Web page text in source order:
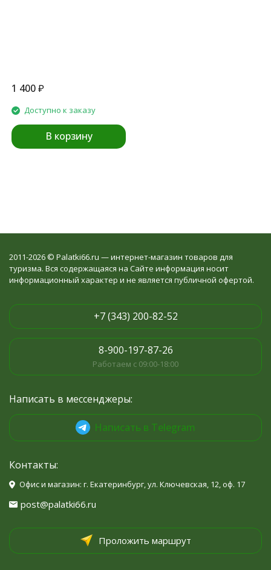
1 400₽
Доступно к заказу
В корзину
2011-2026 © Palatki66.ru — интернет-магазин товаров для
туризма. Вся содержащаяся на Сайте информация носит
информационный характер и не является публичной офертой.
+7 (343) 200-82-52
8-900-197-87-26
Работаем с 09:00-18:00
Написать в мессенджеры:
Написать в Telegram
Контакты:
Офис и магазин: г. Екатеринбург, ул. Ключевская, 12, оф. 17
post@palatki66.ru
Проложить маршрут